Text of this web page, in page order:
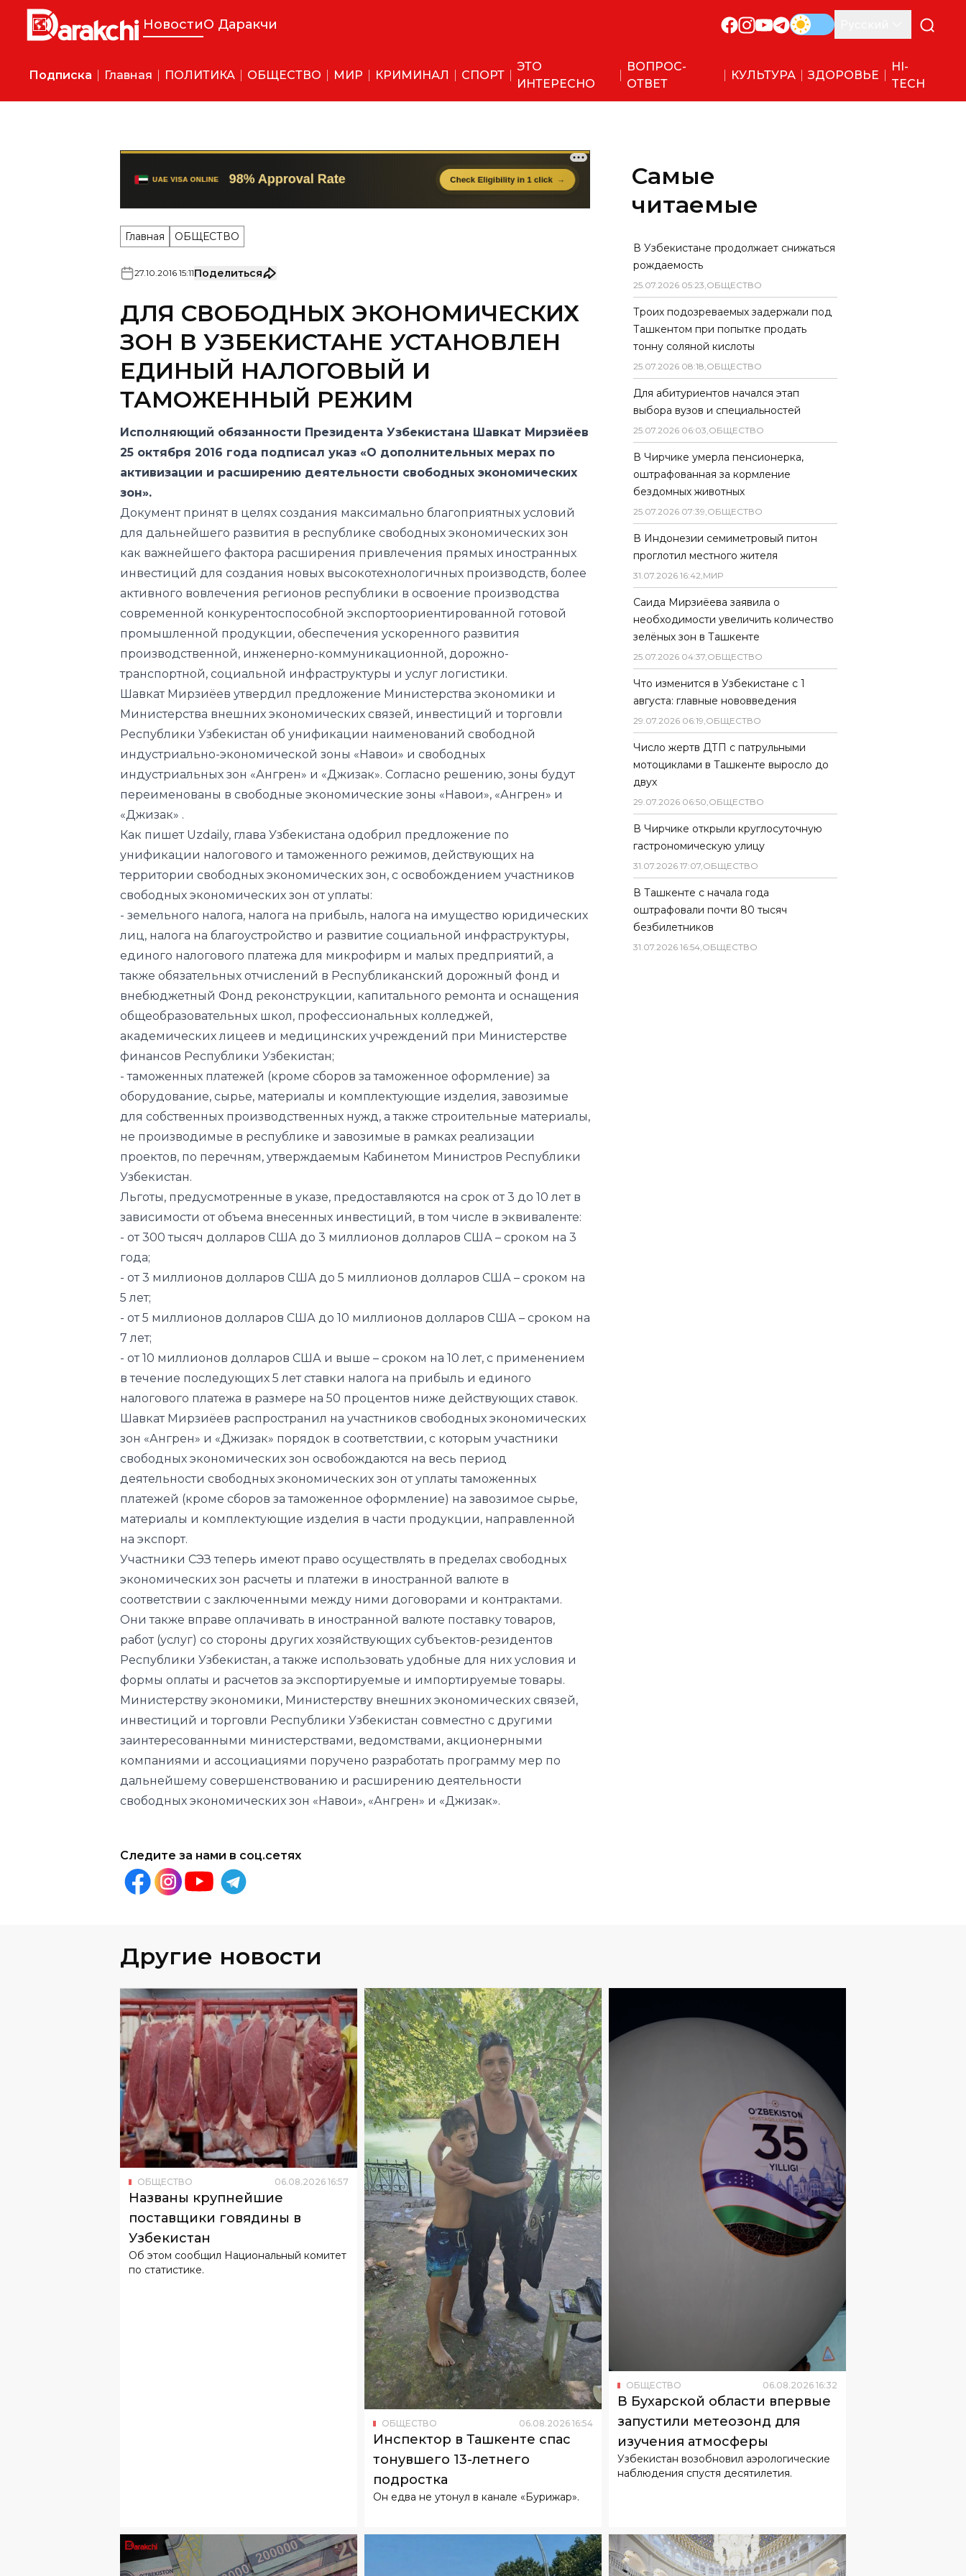
НовостиО Даракчи
Подписка Главная ПОЛИТИКА ОБЩЕСТВО МИР КРИМИНАЛ СПОРТ
ЭТО
ИНТЕРЕСНО
ВОПРОС-
ОТВЕТ
КУЛЬТУРА ЗДОРОВЬЕ
HI-
TECH
Главная ОБЩЕСТВО
ДЛЯ СВОБОДНЫХ ЭКОНОМИЧЕСКИХ
ЗОН В УЗБЕКИСТАНЕ УСТАНОВЛЕН
ЕДИНЫЙ НАЛОГОВЫЙ И
ТАМОЖЕННЫЙ РЕЖИМ
Исполняющий обязанности Президента Узбекистана Шавкат Мирзиёев
25 октября 2016 года подписал указ «О дополнительных мерах по
зон».
Документ принят в целях создания максимально благоприятных условий
для дальнейшего развития в республике свободных экономических зон
как важнейшего фактора расширения привлечения прямых иностранных
инвестиций для создания новых высокотехнологичных производств, более
активного вовлечения регионов республики в освоение производства
современной конкурентоспособной экспортоориентированной готовой
промышленной продукции, обеспечения ускоренного развития
производственной, инженерно-коммуникационной, дорожно-
транспортной, социальной инфраструктуры и услуг логистики.
Шавкат Мирзиёев утвердил предложение Министерства экономики и
Министерства внешних экономических связей, инвестиций и торговли
Республики Узбекистан об унификации наименований свободной
индустриально-экономической зоны «Навои» и свободных
индустриальных зон «Ангрен» и «Джизак». Согласно решению, зоны будут
переименованы в свободные экономические зоны «Навои», «Ангрен» и
«Джизак» .
Как пишетUzdaily, глава Узбекистана одобрил предложение по
унификации налогового и таможенного режимов, действующих на
территории свободных экономических зон, с освобождением участников
свободных экономических зон от уплаты:
- земельного налога, налога на прибыль, налога на имущество юридических
лиц, налога на благоустройство и развитие социальной инфраструктуры,
единого налогового платежа для микрофирм и малых предприятий, а
также обязательных отчислений в Республиканский дорожный фонд и
внебюджетный Фонд реконструкции, капитального ремонта и оснащения
общеобразовательных школ, профессиональных колледжей,
академических лицеев и медицинских учреждений при Министерстве
финансов Республики Узбекистан;
- таможенных платежей (кроме сборов за таможенное оформление) за
оборудование, сырье, материалы и комплектующие изделия, завозимые
для собственных производственных нужд, а также строительные материалы,
не производимые в республике и завозимые в рамках реализации
проектов, по перечням, утверждаемым Кабинетом Министров Республики
Узбекистан.
Льготы, предусмотренные в указе, предоставляются на срок от 3 до 10 лет в
зависимости от объема внесенных инвестиций, в том числе в эквиваленте:
- от 300 тысяч долларов США до 3 миллионов долларов США – сроком на 3
года;
- от 3 миллионов долларов США до 5 миллионов долларов США – сроком на
5 лет;
- от 5 миллионов долларов США до 10 миллионов долларов США – сроком на
7 лет;
- от 10 миллионов долларов США и выше – сроком на 10 лет, с применением
в течение последующих 5 лет ставки налога на прибыль и единого
налогового платежа в размере на 50 процентов ниже действующих ставок.
Шавкат Мирзиёев распространил на участников свободных экономических
зон «Ангрен» и «Джизак» порядок в соответствии, с которым участники
свободных экономических зон освобождаются на весь период
деятельности свободных экономических зон от уплаты таможенных
платежей (кроме сборов за таможенное оформление) на завозимое сырье,
материалы и комплектующие изделия в части продукции, направленной
на экспорт.
Участники СЭЗ теперь имеют право осуществлять в пределах свободных
экономических зон расчеты и платежи в иностранной валюте в
соответствии с заключенными между ними договорами и контрактами.
Они также вправе оплачивать в иностранной валюте поставку товаров,
работ (услуг) со стороны других хозяйствующих субъектов-резидентов
Республики Узбекистан, а также использовать удобные для них условия и
формы оплаты и расчетов за экспортируемые и импортируемые товары.
Министерству экономики, Министерству внешних экономических связей,
инвестиций и торговли Республики Узбекистан совместно с другими
заинтересованными министерствами, ведомствами, акционерными
компаниями и ассоциациями поручено разработать программу мер по
дальнейшему совершенствованию и расширению деятельности
свободных экономических зон «Навои», «Ангрен» и «Джизак».
Следите за нами в соц.сетях
Самые
читаемые
В Узбекистане продолжает снижаться
рождаемость
25.07.2026 05:23,ОБЩЕСТВО
Троих подозреваемых задержали под
Ташкентом при попытке продать
тонну соляной кислоты
25.07.2026 08:18,ОБЩЕСТВО
Для абитуриентов начался этап
выбора вузов и специальностей
25.07.2026 06:03,ОБЩЕСТВО
В Чирчике умерла пенсионерка,
оштрафованная за кормление
бездомных животных
25.07.2026 07:39,ОБЩЕСТВО
В Индонезии семиметровый питон
проглотил местного жителя
31.07.2026 16:42,МИР
Саида Мирзиёева заявила о
необходимости увеличить количество
зелёных зон в Ташкенте
25.07.2026 04:37,ОБЩЕСТВО
Что изменится в Узбекистане с 1
августа: главные нововведения
29.07.2026 06:19,ОБЩЕСТВО
Число жертв ДТП с патрульными
мотоциклами в Ташкенте выросло до
двух
29.07.2026 06:50,ОБЩЕСТВО
В Чирчике открыли круглосуточную
гастрономическую улицу
31.07.2026 17:07,ОБЩЕСТВО
В Ташкенте с начала года
оштрафовали почти 80 тысяч
безбилетников
31.07.2026 16:54,ОБЩЕСТВО
Другие новости
ОБЩЕСТВО 06.08.2026 16 : 57
Названы крупнейшие
поставщики говядины в
Узбекистан
Об этом сообщил Национальный комитет
ОБЩЕСТВО 06. 08 .2026 16: 54
Инспектор в Ташкенте спас
тонувшего 13-летнего
подростка
Он едва не утонул в канале «Бурижар».
32
В Бухарской области впервые
запустили метеозонд для
изучения атмосферы
Узбекистан возобновил аэрологические